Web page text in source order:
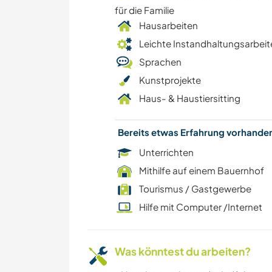
für die Familie
Hausarbeiten
Leichte
Sprachen
Kunstprojekte
Haus- & Haustiersitting
Bereits etwas Erfahrung
Unterrichten
Mithilfe auf einem Bauernhof
Tourismus / Gastgewerbe
Hilfe mit Computer /Internet
Was könntest du arbeiten?